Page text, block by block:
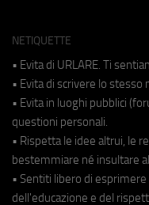
NETIQUETTE
• Evita di URLARE. Ti
• Evita di scrivere lo stesso
• Evita in luoghi pubblici
questioni personali.
• Rispetta le idee altrui, le
bestemmiare né insultare
• Sentiti libero di
dell'educazione e del